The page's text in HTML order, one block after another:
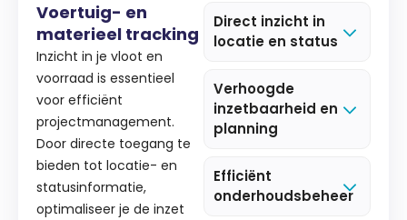
Voertuig- en
materieel tracking
Inzicht in je vloot en
voorraad is essentieel
voor efficiënt
projectmanagement.
Door directe toegang te
bieden tot locatie- en
statusinformatie,
optimaliseer je de inzet
Direct inzicht in
locatie en status
Verhoogde
inzetbaarheid en
planning
Efficiënt
onderhoudsbeheer